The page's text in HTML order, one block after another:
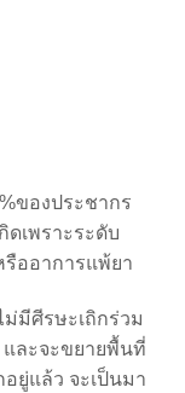
ของประชากร
เพราะระดับ
ออาการแพ้ยา
มีศีรษะเถิกร่วม
และจะขยายพื้นที่
ยู่แล้ว จะเป็นมา